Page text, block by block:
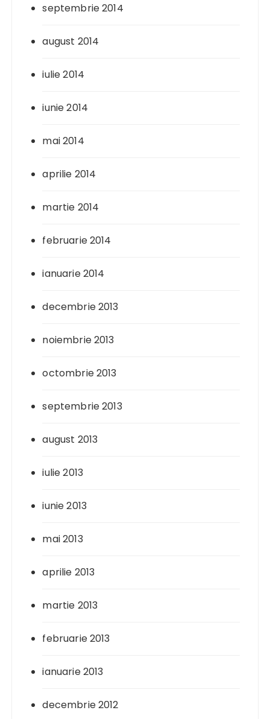
septembrie 2014
august 2014
iulie 2014
iunie 2014
mai 2014
aprilie 2014
martie 2014
februarie 2014
ianuarie 2014
decembrie 2013
noiembrie 2013
octombrie 2013
septembrie 2013
august 2013
iulie 2013
iunie 2013
mai 2013
aprilie 2013
martie 2013
februarie 2013
ianuarie 2013
decembrie 2012